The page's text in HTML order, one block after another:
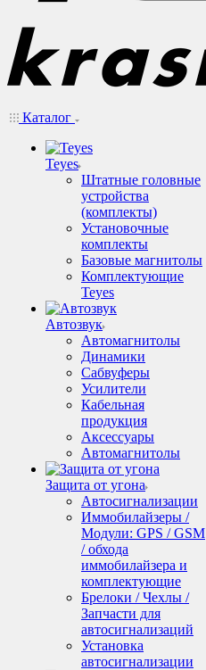
Каталог
Teyes
Штатные головные
устройства
(комплекты)
Установочные
комплекты
Базовые магнитолы
Комплектующие
Teyes
Автозвук
Автомагнитолы
Динамики
Сабвуферы
Усилители
Кабельная
продукция
Аксессуары
Автомагнитолы
Защита от угона
Автосигнализации
Иммобилайзеры /
Модули: GPS / GSM
/ обхода
иммобилайзера и
комплектующие
Брелоки / Чехлы /
Запчасти для
автосигнализаций
Установка
автосигнализации